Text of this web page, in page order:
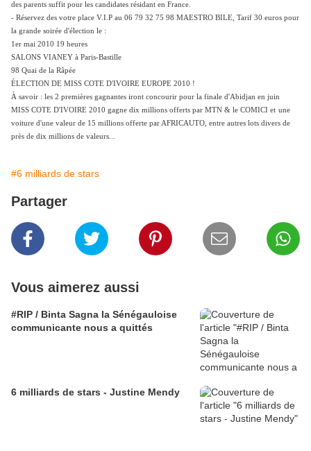
des parents suffit pour les candidates résidant en France.
- Réservez des votre place V.I.P au 06 79 32 75 98 MAESTRO BILE, Tarif 30 euros pour
la grande soirée d'élection le :
1er mai 2010 19 heures
SALONS VIANEY à Paris-Bastille
98 Quai de la Râpée
ÉLECTION DE MISS COTE D'IVOIRE EUROPE 2010 !
À savoir : les 2 premières gagnantes iront concourir pour la finale d'Abidjan en juin
MISS COTE D'IVOIRE 2010 gagne dix millions offerts par MTN & le COMICI et une
voiture d'une valeur de 15 millions offerte par AFRICAUTO, entre autres lots divers de
près de dix millions de valeurs...
#6 milliards de stars
Partager
Vous aimerez aussi
#RIP / Binta Sagna la Sénégauloise
communicante nous a quittés
6 milliards de stars - Justine Mendy